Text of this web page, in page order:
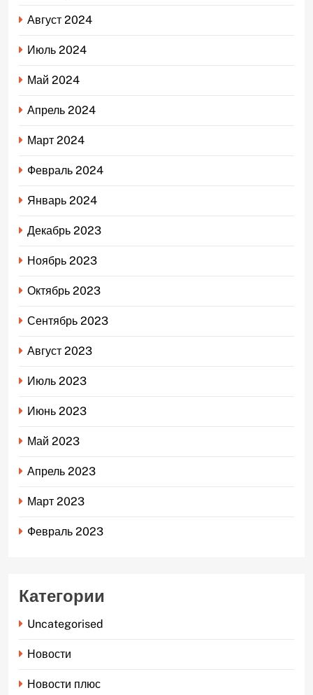
Август 2024
Июль 2024
Май 2024
Апрель 2024
Март 2024
Февраль 2024
Январь 2024
Декабрь 2023
Ноябрь 2023
Октябрь 2023
Сентябрь 2023
Август 2023
Июль 2023
Июнь 2023
Май 2023
Апрель 2023
Март 2023
Февраль 2023
Категории
Uncategorised
Новости
Новости плюс